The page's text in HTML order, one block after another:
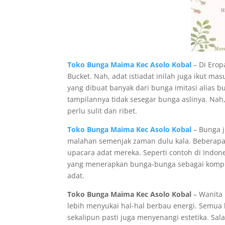
Toko Bunga Maima Kec Asolo Kobal – Di
Bucket. Nah, adat istiadat inilah juga ikut
yang dibuat banyak dari bunga imitasi alias
tampilannya tidak sesegar bunga aslinya.
perlu sulit dan ribet.
Toko Bunga Maima Kec Asolo Kobal – Bunga
malahan semenjak zaman dulu kala.
upacara adat mereka. Seperti contoh di
yang menerapkan bunga-bunga sebagai
adat.
Toko Bunga Maima Kec Asolo Kobal –
lebih menyukai hal-hal berbau energi.
sekalipun pasti juga menyenangi estetika.